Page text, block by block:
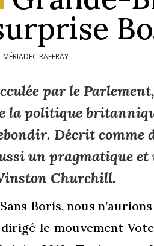
MÉRIADEC RAFFRAY
par le
la politique
Décrit comme
un pragmatique et
Churchill.
Boris, nous
le mouvement